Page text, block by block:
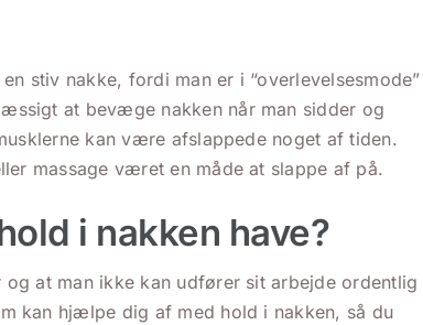
stiv nakke, fordi man er i “overlevelsesmode”
at bevæge nakken når man sidder og
kan være afslappede noget af tiden.
massage været en måde at slappe af på.
i nakken have?
at man ikke kan udfører sit arbejde ordentlig
kan hjælpe dig af med hold i nakken, så du